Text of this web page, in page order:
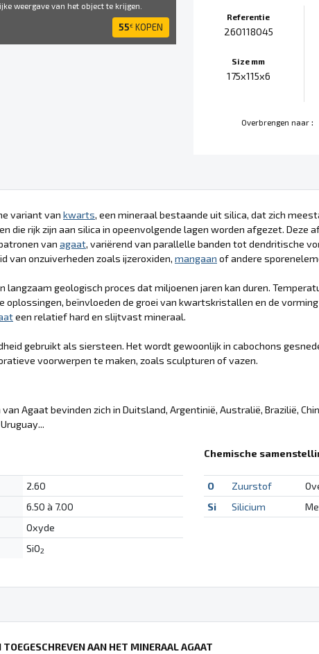
weergave van het object te krijgen.
55€ KOPEN
Referentie
260118045
Size mm
175x115x6
Overbrengen naar :
variant van kwarts, een mineraal bestaande uit silica, dat zich
die rijk zijn aan silica in opeenvolgende lagen worden afgezet. Deze
van agaat, variërend van parallelle banden tot dendritische
van onzuiverheden zoals ijzeroxiden, mangaan of andere
langzaam geologisch proces dat miljoenen jaren kan duren.
oplossingen, beïnvloeden de groei van kwartskristallen en de
een relatief hard en slijtvast mineraal.
gebruikt als siersteen. Het wordt gewoonlijk in cabochons
voorwerpen te maken, zoals sculpturen of vazen.
Agaat bevinden zich in Duitsland, Argentinië, Australië, Brazilië,
2.60
6.50 à 7.00
Oxyde
SiO2
Chemische
O Zuurstof
Si
Silicium
TOEGESCHREVEN AAN HET MINERAAL AGAAT